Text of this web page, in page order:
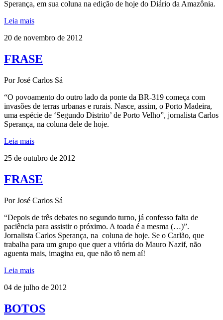
Sperança, em sua coluna na edição de hoje do Diário da Amazônia.
Leia mais
20 de novembro de 2012
FRASE
Por José Carlos Sá
“O povoamento do outro lado da ponte da BR-319 começa com
invasões de terras urbanas e rurais. Nasce, assim, o Porto Madeira,
uma espécie de ‘Segundo Distrito’ de Porto Velho”, jornalista Carlos
Sperança, na coluna dele de hoje.
Leia mais
25 de outubro de 2012
FRASE
Por José Carlos Sá
“Depois de três debates no segundo turno, já confesso falta de
paciência para assistir o próximo. A toada é a mesma (…)”.
Jornalista Carlos Sperança, na coluna de hoje. Se o Carlão, que
trabalha para um grupo que quer a vitória do Mauro Nazif, não
aguenta mais, imagina eu, que não tô nem aí!
Leia mais
04 de julho de 2012
BOTOS